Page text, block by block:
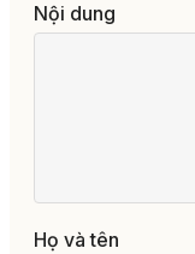
Nội dung
Họ và tên